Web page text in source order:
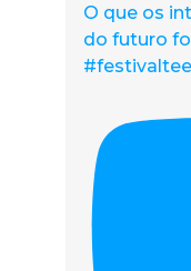
O que os
do futuro